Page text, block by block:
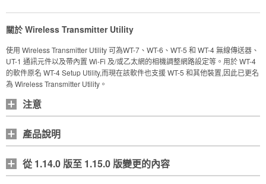
關於 Wireless Transmitter Utility
使用 Wireless Transmitter Utility 可為WT-7、WT-6、WT-5 和 WT-4 無線傳送器、
UT-1 通訊元件以及帶內置 Wi-Fi 及/或乙太網的相機調整網路設定等。用於 WT-4
的軟件原名 WT-4 Setup Utility,而現在該軟件也支援 WT-5 和其他裝置,因此已更名
為 Wireless Transmitter Utility。
注意
產品說明
從 1.14.0 版至 1.15.0 版變更的內容